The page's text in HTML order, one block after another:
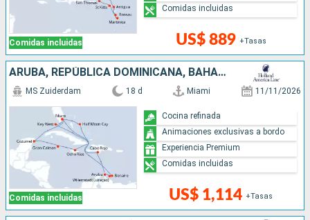
Comidas incluidas US$ 889 +Tasas
Comidas incluidas
ARUBA, REPÚBLICA DOMINICANA, BAHAMAS, JAMAICA, ISLAS CAIMÁN, MÉXICO, ESTADOS UNIDOS
Comidas incluidas
MS Zuiderdam 18 d Miami 11/11/2026
US$ 1,114 +Tasas
Cocina refinada
Animaciones exclusivas a bordo
Experiencia Premium
Comidas incluidas